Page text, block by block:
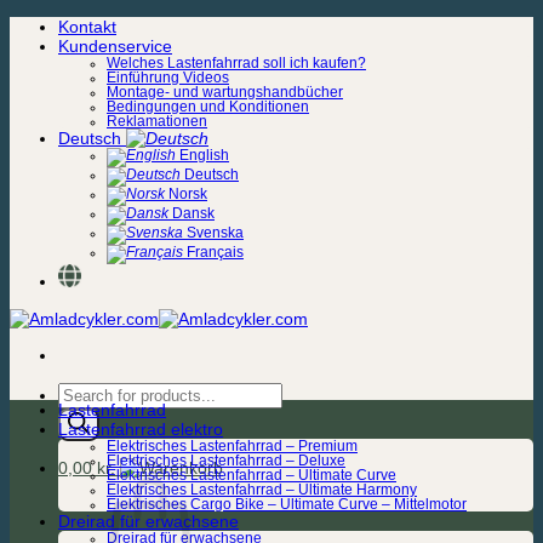
Zum
Inhalt
Kontakt
Kundenservice
Welches Lastenfahrrad soll ich kaufen?
Einführung Videos
Montage- und wartungshandbücher
Bedingungen und Konditionen
Reklamationen
Deutsch
English
Deutsch
Norsk
Dansk
Svenska
Français
Products
search
0,00kr.
Lastenfahrrad
Lastenfahrrad elektro
Elektrisches Lastenfahrrad – Premium
Elektrisches Lastenfahrrad – Deluxe
Elektrisches Lastenfahrrad – Ultimate Curve
Elektrisches Lastenfahrrad – Ultimate Harmony
Elektrisches Cargo Bike – Ultimate Curve – Mittelmotor
Dreirad für erwachsene
Dreirad für erwachsene